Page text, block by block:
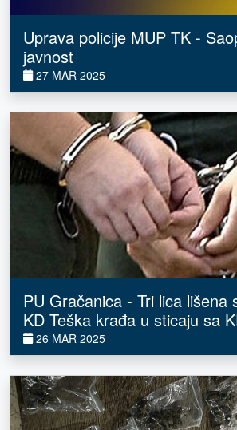
Uprava policije MUP TK -
javnost
27 MAR 2025
PU Gračanica - Tri lica lišena
KD Teška krađa u sticaju sa
26 MAR 2025